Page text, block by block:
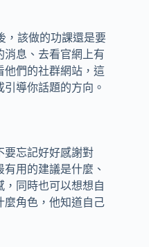
，該做的功課還是要
消息、去看官網上有
他們的社群網站，這
導你話題的方向。
要忘記好好感謝對
用的建議是什麼、
，同時也可以想想自
麼角色，他知道自己